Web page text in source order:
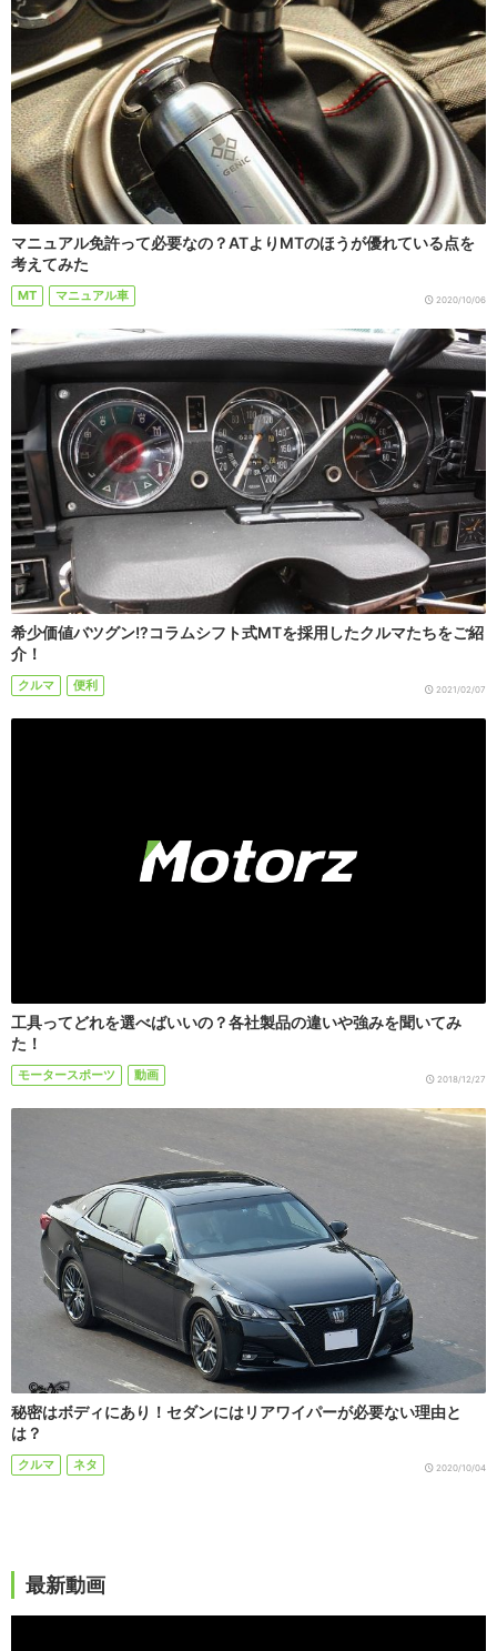
マニュアル免許って必要なの？ATよりMTのほうが優れている点を
考えてみた
MT マニュアル車 2020/10/06
希少価値バツグン!?コラムシフト式MTを採用したクルマたちをご紹
介！
クルマ 便利 2021/02/07
工具ってどれを選べばいいの？各社製品の違いや強みを聞いてみ
た！
モータースポーツ 動画 2018/12/27
秘密はボディにあり！セダンにはリアワイパーが必要ない理由と
は？
クルマ ネタ 2020/10/04
最新動画